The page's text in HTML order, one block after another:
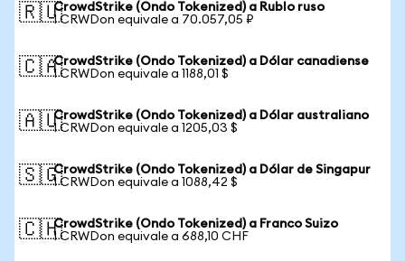
🇷🇺CrowdStrike (Ondo Tokenized) a Rublo ruso
1 CRWDon equivale a 70.057,05 ₽
🇨🇦CrowdStrike (Ondo Tokenized) a Dólar canadiense
1 CRWDon equivale a 1188,01 $
🇦🇺CrowdStrike (Ondo Tokenized) a Dólar australiano
1 CRWDon equivale a 1205,03 $
🇸🇬CrowdStrike (Ondo Tokenized) a Dólar de Singapur
1 CRWDon equivale a 1088,42 $
🇨🇭CrowdStrike (Ondo Tokenized) a Franco Suizo
1 CRWDon equivale a 688,10 CHF